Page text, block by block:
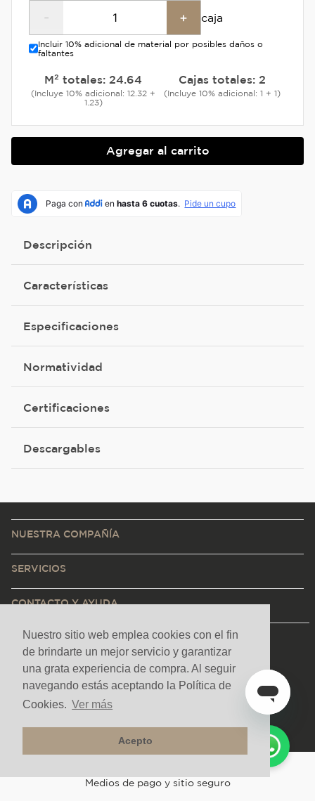
Nuestro sitio web emplea cookies con el fin
de brindarte un mejor servicio y garantizar
una grata experiencia de compra. Al seguir
navegando estás aceptando la Política de
Cookies. Ver más
Acepto
- + caja
Incluir 10% adicional de material por posibles daños o
faltantes
M² totales: 24.64
(Incluye 10% adicional: 12.32 +
1.23)
Cajas totales: 2
(Incluye 10% adicional: 1 + 1)
Agregar al carrito
Descripción
Características
Especificaciones
Normatividad
Certificaciones
Descargables
NUESTRA COMPAÑÍA
SERVICIOS
CONTACTO Y AYUDA
Medios de pago y sitio seguro